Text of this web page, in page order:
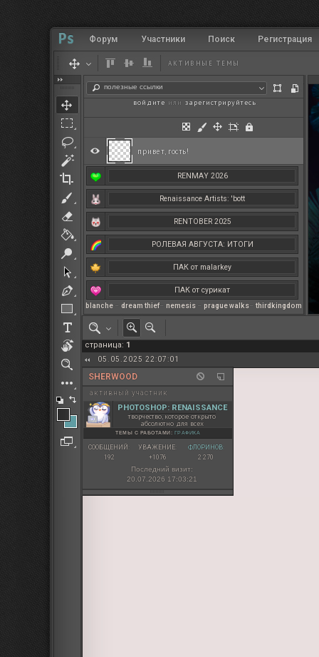
RENMAY 2026
Renaissance Artists: 'bott
RENTOBER 2025
РОЛЕВАЯ АВГУСТА: ИТОГИ
ПАК от malarkey
ПАК от сурикат
РЕНМАЙ
полезные ссылки
blanche – dream thief– nemesis – prague walks– thirdkingdom
Форум Участники Поиск Регистрация
АКТИВНЫЕ ТЕМЫ
привет, гость!
войдите или зарегистрируйтесь
страница: 1
05.05.2025 22:07:01
SHERWOOD
активный участник
PHOTOSHOP: RENAISSANCE
творчество, которое открыто
абсолютно для всех
ТЕМЫ С РАБОТАМИ: ГРАФИКА
СООБЩЕНИЙ:
192
УВАЖЕНИЕ:
+1076
ФЛОРИНОВ:
2 270
Последний визит:
20.07.2026 17:03:21